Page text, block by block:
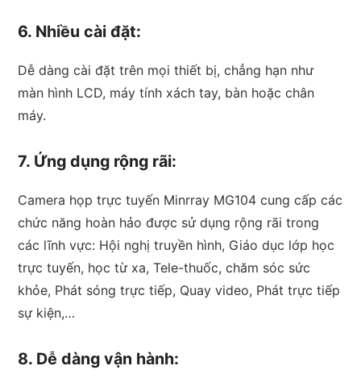
6. Nhiều cài đặt:
Dễ dàng cài đặt trên mọi thiết bị, chẳng hạn như
màn hình LCD, máy tính xách tay, bàn hoặc chân
máy.
7. Ứng dụng rộng rãi:
Camera họp trực tuyến Minrray MG104 cung cấp các
chức năng hoàn hảo được sử dụng rộng rãi trong
các lĩnh vực: Hội nghị truyền hình, Giáo dục lớp học
trực tuyến, học từ xa, Tele-thuốc, chăm sóc sức
khỏe, Phát sóng trực tiếp, Quay video, Phát trực tiếp
sự kiện,…
8. Dễ dàng vận hành: